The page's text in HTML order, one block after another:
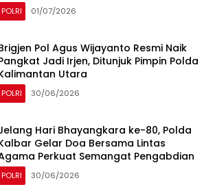
POLRI 01/07/2026
Pol Agus Wijayanto Resmi Naik
Jadi Irjen, Ditunjuk Pimpin Polda
Utara
POLRI 30/06/2026
Hari Bhayangkara ke-80, Polda
Gelar Doa Bersama Lintas
Perkuat Semangat Pengabdian
POLRI 30/06/2026